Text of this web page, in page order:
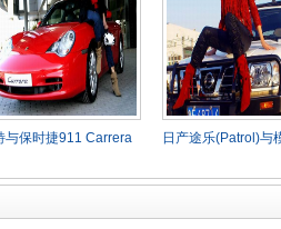
与保时捷911 Carrera
日产途乐(Patrol)与